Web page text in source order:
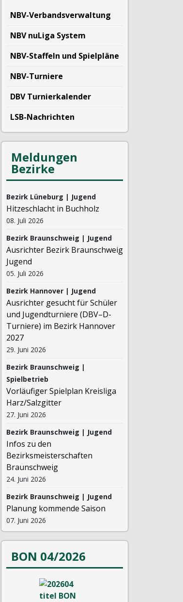
NBV-Verbandsverwaltung
NBV nuLiga System
NBV-Staffeln und Spielpläne
NBV-Turniere
DBV Turnierkalender
LSB-Nachrichten
Meldungen
Bezirke
Bezirk Lüneburg | Jugend
Hitzeschlacht in Buchholz
08. Juli 2026
Bezirk Braunschweig | Jugend
Ausrichter Bezirk Braunschweig
Jugend
05. Juli 2026
Bezirk Hannover | Jugend
Ausrichter gesucht für Schüler
und Jugendturniere (DBV–D-
Turniere) im Bezirk Hannover
2027
29. Juni 2026
Bezirk Braunschweig |
Spielbetrieb
Vorläufiger Spielplan Kreisliga
Harz/Salzgitter
27. Juni 2026
Bezirk Braunschweig | Jugend
Infos zu den
Bezirksmeisterschaften
Braunschweig
24. Juni 2026
Bezirk Braunschweig | Jugend
Planung kommende Saison
07. Juni 2026
BON 04/2026